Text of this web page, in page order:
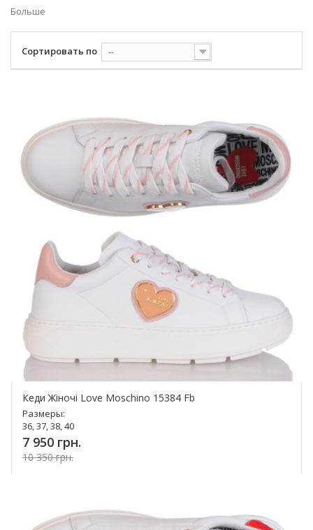
Больше
Сортировать по --
Кеди Жіночі Love Moschino 15384 Fb
Размеры:
36, 37, 38, 40
7 950 грн.
10 350 грн.